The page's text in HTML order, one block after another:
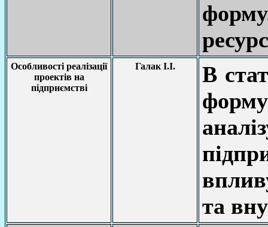
Особливості реалізації
проектів на
підприємстві
Галак І.І.
В
та